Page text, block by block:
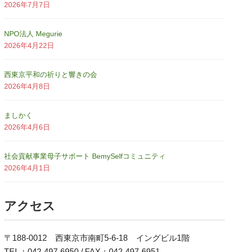
2026年7月7日
NPO法人 Megurie
2026年4月22日
西東京平和の祈りと響きの会
2026年4月8日
ましかく
2026年4月6日
社会貢献事業母子サポート BemySelfコミュニティ
2026年4月1日
アクセス
〒188-0012 西東京市南町5-6-18 イングビル1階